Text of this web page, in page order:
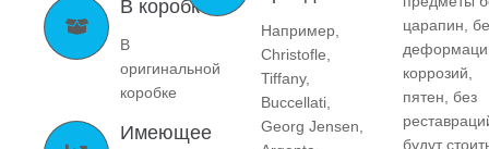
В коробке
В
оригинальной
коробке
Имеющее
Например,
Christofle,
Tiffany,
Buccellati,
Georg Jensen,
царапин,
коррозий,
пятен, без
будут